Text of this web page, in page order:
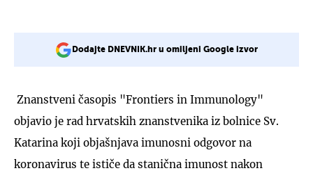
Dodajte DNEVNIK.hr u omiljeni Google izvor
Znanstveni časopis "Frontiers in Immunology"
objavio je rad hrvatskih znanstvenika iz bolnice Sv.
Katarina koji objašnjava imunosni odgovor na
koronavirus te ističe da stanična imunost nakon